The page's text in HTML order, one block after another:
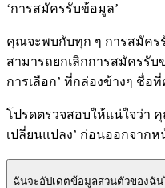
‘การสมัครรับข้อมูล’
คุณจะพบกับทุก ๆ การสมัค
สามารถยกเลิกการสมัครรับ
การเลือก’ ที่กล่องข้างๆ ชื่
โปรดตรวจสอบให้แน่ใจว่า
เปลี่ยนแปลง’ ก่อนออกจากห
ฉันจะอัปเดตข้อมูลส่วนตัวของฉัน